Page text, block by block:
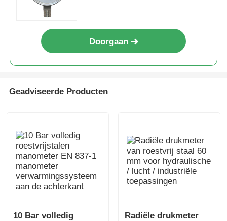
Doorgaan
Geadviseerde Producten
10 Bar volledig
Radiële drukmeter